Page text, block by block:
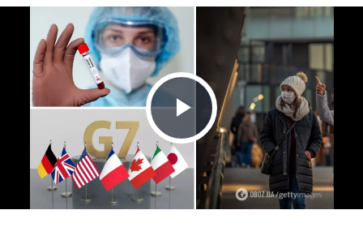
Play Video